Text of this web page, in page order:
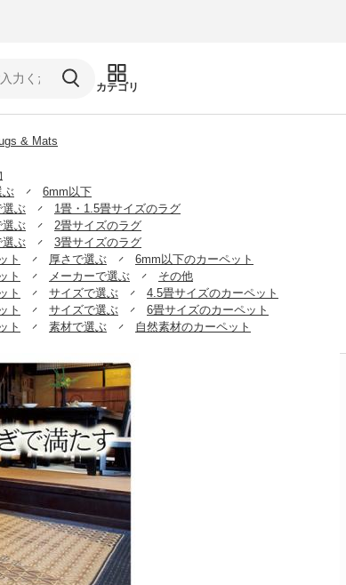
カテゴリ
& Mats
ぶ
6mm以下
選ぶ
1畳・1.5畳サイズのラグ
選ぶ
2畳サイズのラグ
選ぶ
3畳サイズのラグ
ト 厚さで選ぶ
6mm以下のカーペット
ト メーカーで選ぶ
その他
ト サイズで選ぶ
4.5畳サイズのカーペット
ト サイズで選ぶ
6畳サイズのカーペット
ト 素材で選ぶ 自然素材のカーペット